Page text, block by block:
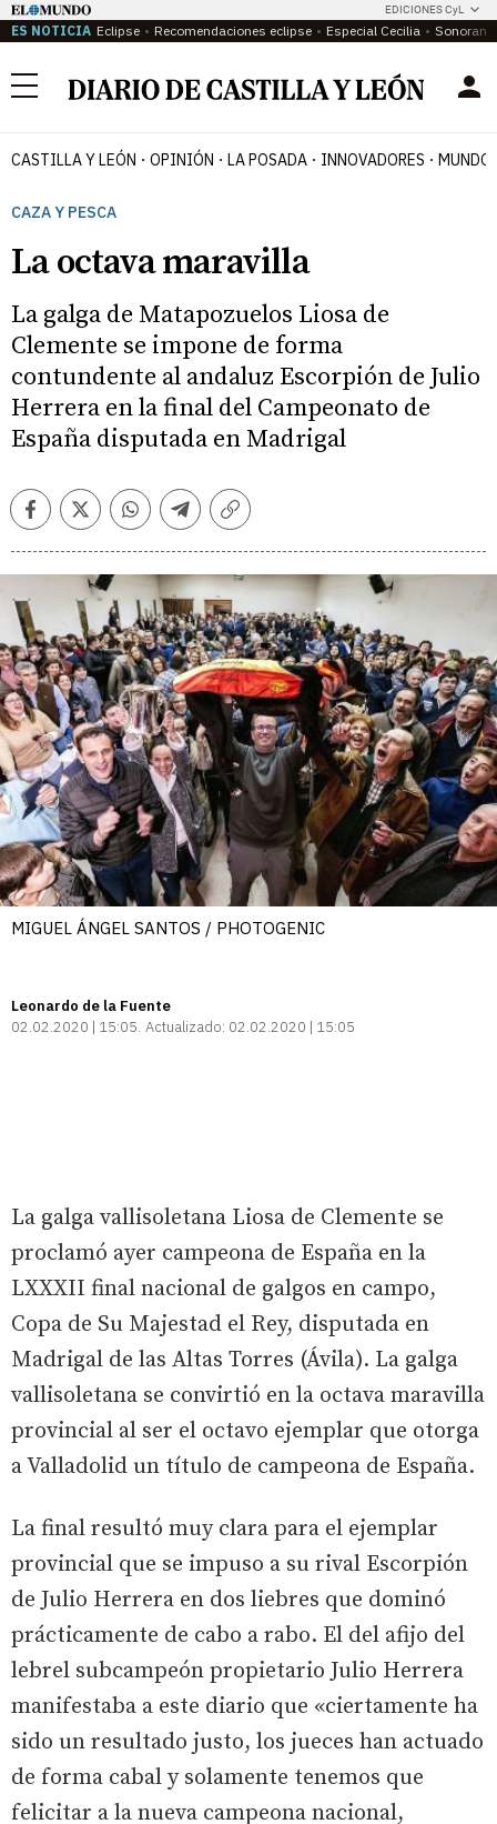
EDICIONES CyL
ES NOTICIA Eclipse Recomendaciones eclipse Especial Cecilia
Menú
CASTILLA Y LEÓN OPINIÓN LA POSADA INNOVADORES MUNDO
CAZA Y PESCA
La octava maravilla
La galga de Matapozuelos Liosa de
Clemente se impone de forma
contundente al andaluz Escorpión de Julio
Herrera en la final del Campeonato de
España disputada en Madrigal
FacebookTwitterWhatsappTelegramCopiar
MIGUEL ÁNGEL SANTOS / PHOTOGENIC
Leonardo de la Fuente
02.02.2020 | 15:05 Actualizado: 02.02.2020 | 15:05
La galga vallisoletana Liosa de Clemente se
proclamó ayer campeona de España en la
LXXXII final nacional de galgos en campo,
Copa de Su Majestad el Rey, disputada en
Madrigal de las Altas Torres (Ávila). La galga
vallisoletana se convirtió en la octava maravilla
provincial al ser el octavo ejemplar que otorga
a Valladolid un título de campeona de España.
La final resultó muy clara para el ejemplar
provincial que se impuso a su rival Escorpión
de Julio Herrera en dos liebres que dominó
prácticamente de cabo a rabo. El del afijo del
lebrel subcampeón propietario Julio Herrera
manifestaba a este diario que «ciertamente ha
sido un resultado justo, los jueces han actuado
de forma cabal y solamente tenemos que
felicitar a la nueva campeona nacional,